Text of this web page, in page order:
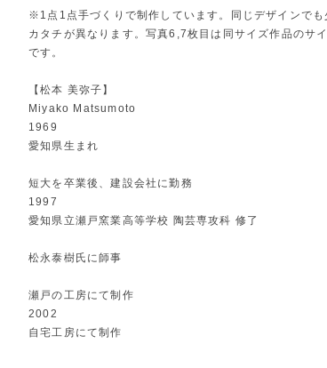
※1点1点手づくりで制作しています。同じデザインでも
カタチが異なります。写真6,7枚目は同サイズ作品のサ
です。
【松本 美弥子】
Miyako Matsumoto
1969
愛知県生まれ
短大を卒業後、建設会社に勤務
1997
愛知県立瀬戸窯業高等学校 陶芸専攻科 修了
松永泰樹氏に師事
瀬戸の工房にて制作
2002
自宅工房にて制作